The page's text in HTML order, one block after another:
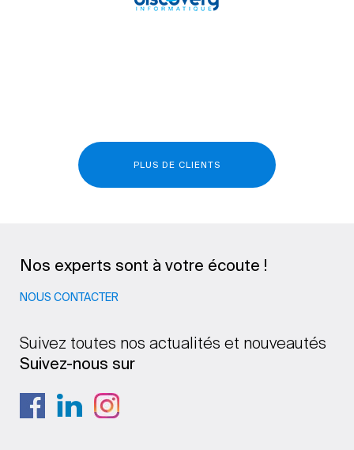
PLUS DE CLIENTS
Nos experts sont à votre écoute !
NOUS CONTACTER
Suivez toutes nos actualités et nouveautés
Suivez-nous sur